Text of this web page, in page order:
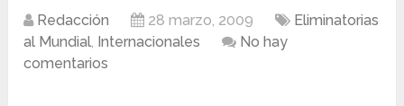
Redacción 28 marzo, 2009
Eliminatorias
al Mundial, Internacionales
No hay
comentarios